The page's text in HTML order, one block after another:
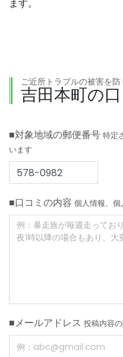
ます。
ご近所トラブルの被害を
吉田本町の
■対象地域の郵便番号 特定
います
■口コミの内容 個人情報、
■メールアドレス 投稿内容